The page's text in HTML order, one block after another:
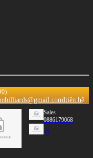
Liên hệ
Sales
0886179068
0